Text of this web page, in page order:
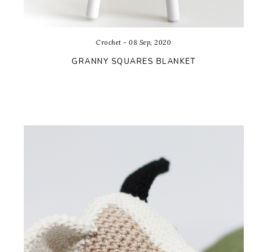
Crochet - 08 Sep, 2020
GRANNY SQUARES BLANKET